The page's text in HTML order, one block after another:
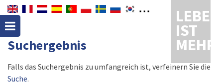
LEBEN
IST
MEHR
Suchergebnis
Falls das Suchergebnis zu umfangreich ist, verfeinern Sie die
Suche.